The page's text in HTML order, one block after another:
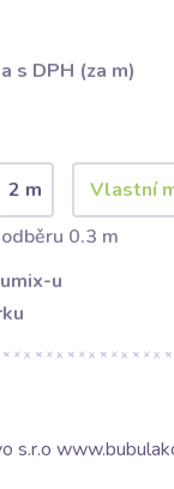
s DPH (za m)
2 m
0.3 m
u
s.r.o